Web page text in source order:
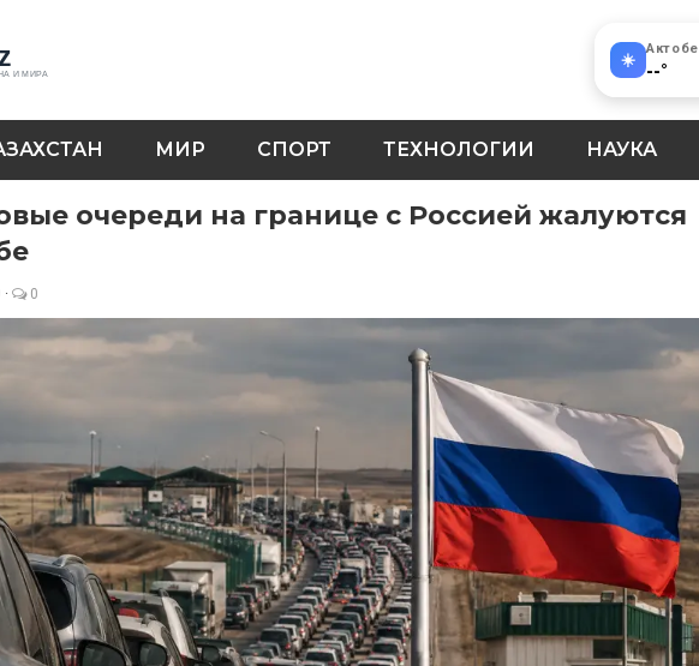
☀️
Актобе
--°
МИР СПОРТ ТЕХНОЛОГИИ НАУКА
очереди на границе с Россией жалуются
· 0